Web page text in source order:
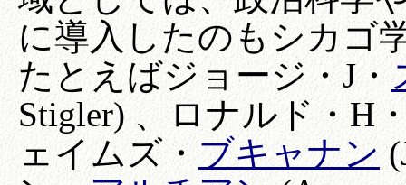
に導入したのもシカゴ
たとえばジョージ・J・
Stigler) 、ロナルド・H
ェイムズ・ブキャナン